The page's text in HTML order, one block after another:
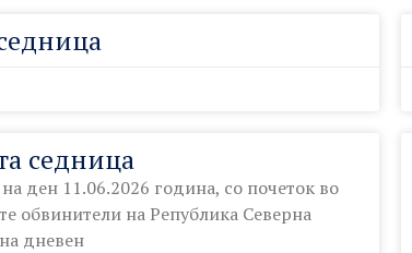
седница
ден 11.06.2026 година, со почеток во
обвинители на Република Северна
дневен